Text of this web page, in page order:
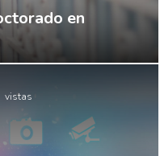
en
vistas